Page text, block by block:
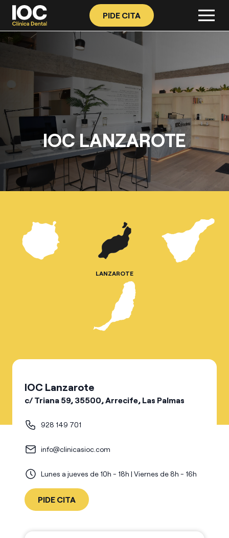
PIDE CITA
IOC LANZAROTE
LANZAROTE
IOC Lanzarote
c/ Triana 59, 35500, Arrecife, Las Palmas
928 149 701
info@clinicasioc.com
Lunes a jueves de 10h - 18h | Viernes de 8h - 16h
PIDE CITA